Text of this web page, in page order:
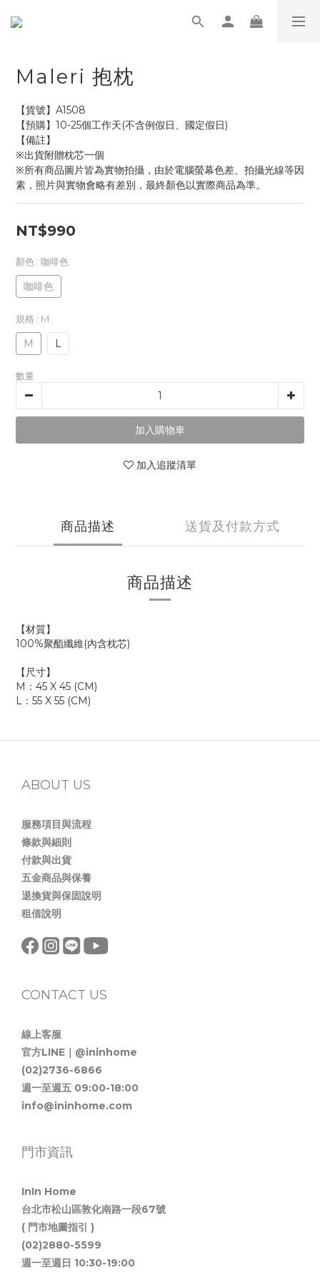
Maleri 抱枕
【貨號】A1508
【預購】10-25個工作天(不含例假日、國定假日)
【備註】
※出貨附贈枕芯一個
※所有商品圖片皆為實物拍攝，由於電腦螢幕色差、拍攝光線等因
素，照片與實物會略有差別，最終顏色以實際商品為準。
NT$990
顏色 : 咖啡色
咖啡色
規格 : M
M L
數量
加入購物車
加入追蹤清單
商品描述 送貨及付款方式
商品描述
【材質】
100%聚酯纖維(內含枕芯)
【尺寸】
M：45 X 45 (CM)
L：55 X 55 (CM)
ABOUT US
服務項目與流程
條款與細則
付款與出貨
五金商品與保養
退換貨與保固說明
租借說明
CONTACT US
線上客服
官方LINE｜@ininhome
(02)2736-6866
週一至週五 09:00-18:00
info@ininhome.com
門市資訊
InIn Home
台北市松山區敦化南路一段67號
( 門市地圖指引 )
(02)2880-5599
週一至週日 10:30-19:00